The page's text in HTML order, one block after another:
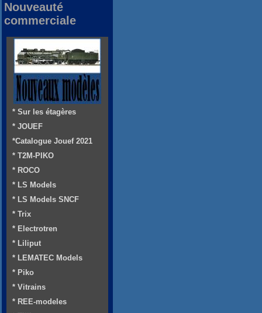
Nouveauté
commerciale
* Sur les étagères
* JOUEF
*Catalogue Jouef 2021
* T2M-PIKO
* ROCO
* LS Models
* LS Models SNCF
* Trix
* Electrotren
* Liliput
* LEMATEC Models
* Piko
* Vitrains
* REE-modeles